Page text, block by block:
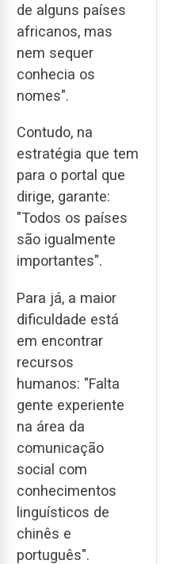
de alguns países
africanos, mas
nem sequer
conhecia os
nomes".
Contudo, na
estratégia que tem
para o portal que
dirige, garante:
"Todos os países
são igualmente
importantes".
Para já, a maior
dificuldade está
em encontrar
recursos
humanos: "Falta
gente experiente
na área da
comunicação
social com
conhecimentos
linguísticos de
chinês e
português".